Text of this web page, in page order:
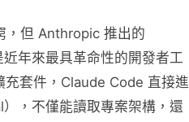
，但 Anthropic 推出的
近年來最具革命性的開發者工
充套件，Claude Code 直接進
，不僅能讀取專案架構，還